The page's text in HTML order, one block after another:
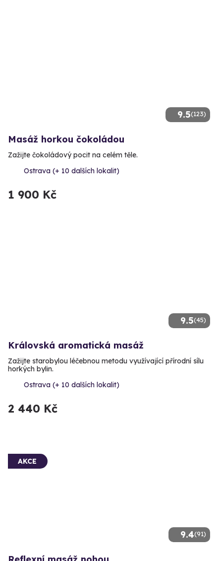
9.5(123)
Masáž horkou čokoládou
Zažijte čokoládový pocit na celém těle.
Ostrava (+ 10 dalších lokalit)
1 900 Kč
9.5(45)
Královská aromatická masáž
Zažijte starobylou léčebnou metodu využívající přírodní sílu
horkých bylin.
Ostrava (+ 10 dalších lokalit)
2 440 Kč
9.4(91)
AKCE